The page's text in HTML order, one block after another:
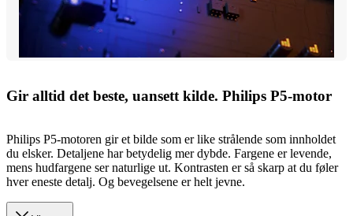
Gir alltid det beste, uansett kilde. Philips P5-motor
Philips P5-motoren gir et bilde som er like strålende som innholdet
du elsker. Detaljene har betydelig mer dybde. Fargene er levende,
mens hudfargene ser naturlige ut. Kontrasten er så skarp at du føler
hver eneste detalj. Og bevegelsene er helt jevne.